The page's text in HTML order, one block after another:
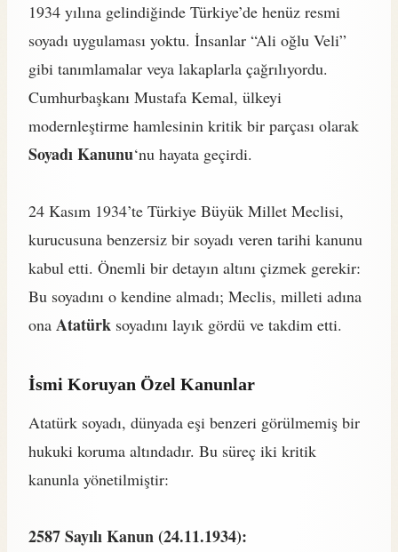
1934 yılına gelindiğinde Türkiye’de henüz resmi
soyadı uygulaması yoktu. İnsanlar “Ali oğlu Veli”
gibi tanımlamalar veya lakaplarla çağrılıyordu.
Cumhurbaşkanı Mustafa Kemal, ülkeyi
modernleştirme hamlesinin kritik bir parçası olarak
Soyadı Kanunu‘nu hayata geçirdi.
24 Kasım 1934’te Türkiye Büyük Millet Meclisi,
kurucusuna benzersiz bir soyadı veren tarihi kanunu
kabul etti. Önemli bir detayın altını çizmek gerekir:
Bu soyadını o kendine almadı; Meclis, milleti adına
ona Atatürk soyadını layık gördü ve takdim etti.
İsmi Koruyan Özel Kanunlar
Atatürk soyadı, dünyada eşi benzeri görülmemiş bir
hukuki koruma altındadır. Bu süreç iki kritik
kanunla yönetilmiştir:
2587 Sayılı Kanun (24.11.1934):